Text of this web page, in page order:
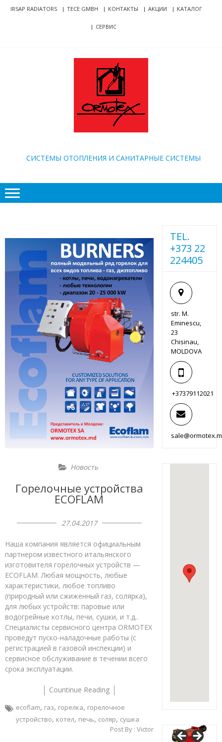
Skip
SkipIRSAP RADIATORS TECE GMBH КОНТАКТЫ АКЦИИ КАТАЛОГ
СЕРВИС
CИСТЕМЫ ОТОПЛЕНИЯ И САНИТАРНЫЕ СИСТЕМЫ
Новость
Горелочные устройства
ECOFLAM
27.04.2017
Наша компания является официальным
партнером известного итальянского
изготовителя горелочных устройств —
ECOFLAM. Любая мощность, любые
характеристики, любое топливо
(природный или сжиженный газ, солярка),
для любых устройств: паровые или
водогрейные котлы, печи, сушки, и т.д..
Специалисты сервисного центра ORMOTEX
проведут пуско-наладочные работы (с
регистрацией в газовой инспекции) и
сервисное обслуживание в течении всего
срока эксплуатации.
Countinue Reading
ecoflam, газ, горелка, горелочное
устройство, котел, печь, соляр, сушка
Post By : Victor
TEL.
+373 22
224405
str. M.
Eminescu,
23
Chisinau,
MOLDOVA
+37379112021